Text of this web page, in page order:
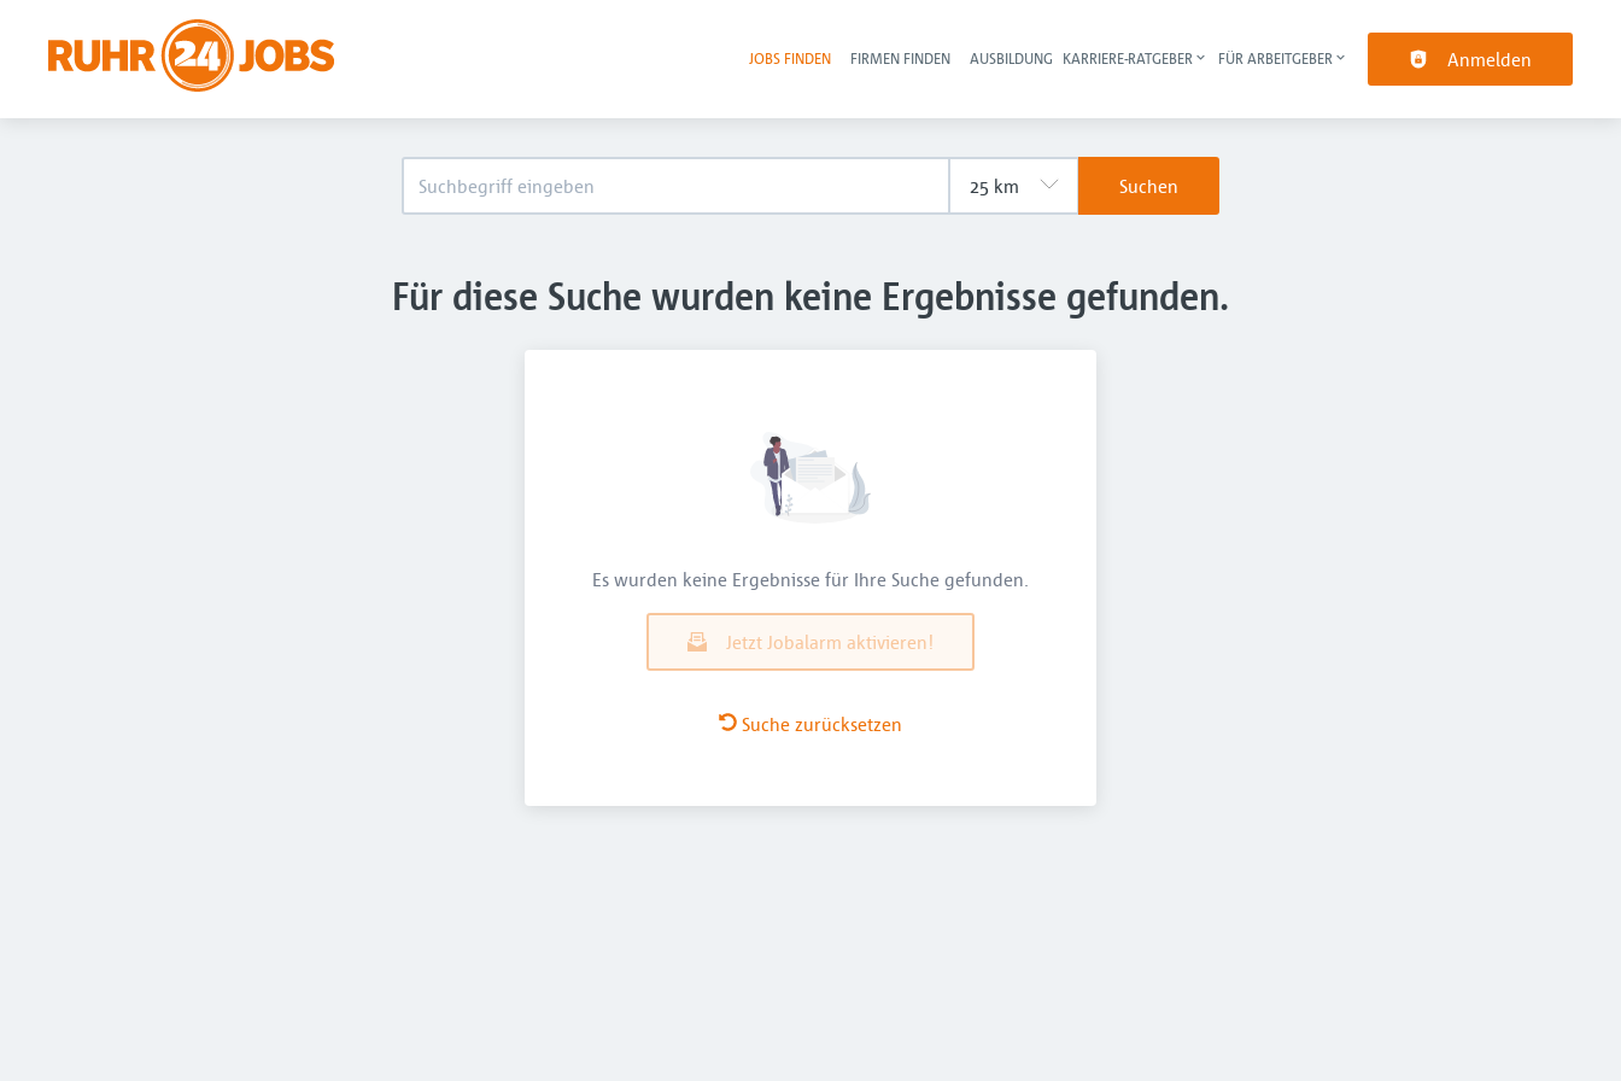
Haupt-Navigation
JOBS FINDEN FIRMEN FINDEN AUSBILDUNG KARRIERE-RATGEBER FÜR ARBEITGEBER Anmelden
Suchen
Für diese Suche wurden keine Ergebnisse gefunden.
Es wurden keine Ergebnisse für Ihre Suche gefunden.
Jetzt Jobalarm aktivieren!
Suche zurücksetzen